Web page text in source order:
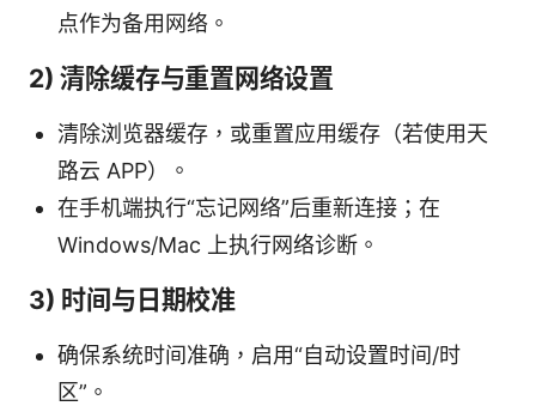
点作为备用网络。
2) 清除缓存与重置网络设置
清除浏览器缓存，或重置应用缓存（若使用天
路云 APP）。
在手机端执行“忘记网络”后重新连接；在
Windows/Mac 上执行网络诊断。
3) 时间与日期校准
确保系统时间准确，启用“自动设置时间/时
区”。